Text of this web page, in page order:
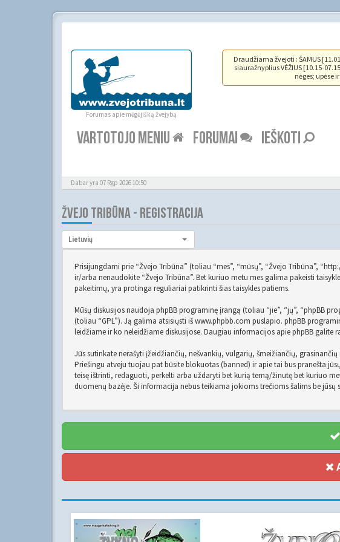
Forumas apie mėgėjišką žvejybą
Draudžiama žvejoti : ŠAMUS
siauražnyplius VĖŽIUS [10.15-
nėges; upėse
VARTOTOJO MENIU FORUMAI IEŠKOTI
Dabar yra 07 Rgp 2026 10:50
ŽVEJO TRIBŪNA - REGISTRACIJA
Kalba:
Lietuvių
Prisijungdami prie “Žvejo Tribūna” (toliau “mes”, “mūsų”, “Žvejo Tribūna”,
ir/arba nenaudokite “Žvejo Tribūna”. Bet kuriuo metu mes galima pakeisti
pakeitimų, yra protinga reguliariai patikrinti šias taisykles patiems.
Mūsų diskusijos naudoja phpBB programinę įrangą (toliau “jie”, “jų”, “phpBB
(toliau “GPL”). Ją galima atsisiųsti išwww.phpbb.com puslapio. phpBB
leidžiame ir ko neleidžiame diskusijose. Daugiau informacijos apie phpBB galite
Jūs sutinkate nerašyti įžeidžiančių, nešvankių, vulgarių, šmeižiančių,
Priešingu atveju tuojau pat būsite blokuotas (banned) ir apie tai bus pranešta
teisę ištrinti, redaguoti, perkelti arba uždaryti bet kurią temą/žinutę bet kuriuo
duomenų bazėje. Ši informacija nebus teikiama jokioms trečioms šalims be